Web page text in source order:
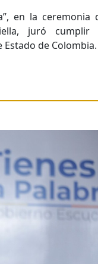
en la ceremonia
juró cumplir
Estado de